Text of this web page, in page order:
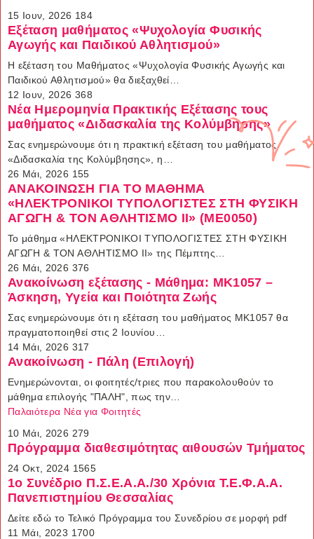
15 Ιουν, 2026 184
Εξέταση μαθήματος «Ψυχολογία Φυσικής
Αγωγής και Παιδικού Αθλητισμού»
H εξέταση του Μαθήματος «Ψυχολογία Φυσικής Αγωγής και
Παιδικού Αθλητισμού» θα διεξαχθεί…
12 Ιουν, 2026 368
Νέα Ημερομηνία Πρακτικής Εξέτασης τους
μαθήματος «Διδασκαλία της Κολύμβησης»
Σας ενημερώνουμε ότι η πρακτική εξέταση του μαθήματος
«Διδασκαλία της Κολύμβησης», η…
26 Μάι, 2026 155
ΑΝΑΚΟΙΝΩΣΗ ΓΙΑ ΤΟ ΜΑΘΗΜΑ
«ΗΛΕΚΤΡΟΝΙΚΟΙ ΤΥΠΟΛΟΓΙΣΤΕΣ ΣΤΗ ΦΥΣΙΚΗ
ΑΓΩΓΗ & ΤΟΝ ΑΘΛΗΤΙΣΜΟ ΙΙ» (ΜΕ0050)
Το μάθημα «ΗΛΕΚΤΡΟΝΙΚΟΙ ΤΥΠΟΛΟΓΙΣΤΕΣ ΣΤΗ ΦΥΣΙΚΗ
ΑΓΩΓΗ & ΤΟΝ ΑΘΛΗΤΙΣΜΟ ΙΙ» της Πέμπτης…
26 Μάι, 2026 376
Ανακοίνωση εξέτασης - Μάθημα: ΜΚ1057 –
Άσκηση, Υγεία και Ποιότητα Ζωής
Σας ενημερώνουμε ότι η εξέταση του μαθήματος ΜΚ1057 θα
πραγματοποιηθεί στις 2 Ιουνίου…
14 Μάι, 2026 317
Ανακοίνωση - Πάλη (Επιλογή)
Ενημερώνονται, οι φοιτητές/τριες που παρακολουθούν το
μάθημα επιλογής "ΠΑΛΗ", πως την…
Παλαιότερα Νέα για Φοιτητές
10 Μάι, 2026 279
Πρόγραμμα διαθεσιμότητας αιθουσών Τμήματος
24 Οκτ, 2024 1565
1ο Συνέδριο Π.Σ.Ε.Α.Α./30 Χρόνια Τ.Ε.Φ.Α.Α.
Πανεπιστημίου Θεσσαλίας
Δείτε εδώ το Τελικό Πρόγραμμα του Συνεδρίου σε μορφή pdf
11 Μάι, 2023 1700